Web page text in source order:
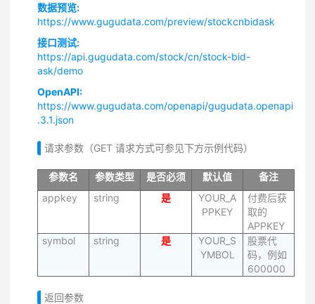
数据预览:
https://www.gugudata.com/preview/stockcnbidask
接口测试:
https://api.gugudata.com/stock/cn/stock-bid-
ask/demo
OpenAPI:
https://www.gugudata.com/openapi/gugudata.openapi
.3.1.json
请求参数（GET 请求方式可参见下方示例代码）
参数名 参数类型 是否必须 默认值
备注
appkey
string 是
YOUR_A
PPKEY
付费后获
取的
APPKEY
symbol
string 是
YOUR_S
YMBOL
股票代
码，例如
600000
返回参数